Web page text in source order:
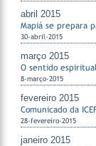
abril 2015
Mapiá se prepara
30-abril-2015
março 2015
O sentido
8-março-2015
fevereiro 2015
Comunicado da
28-fevereiro-2015
janeiro 2015